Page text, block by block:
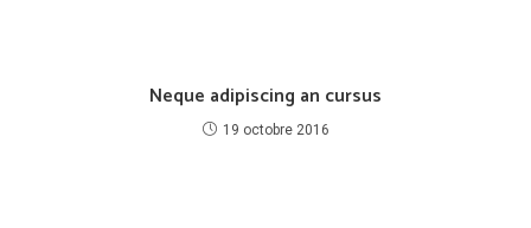
Neque adipiscing an cursus
19 octobre 2016